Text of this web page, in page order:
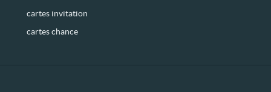
cartes invitation
cartes chance